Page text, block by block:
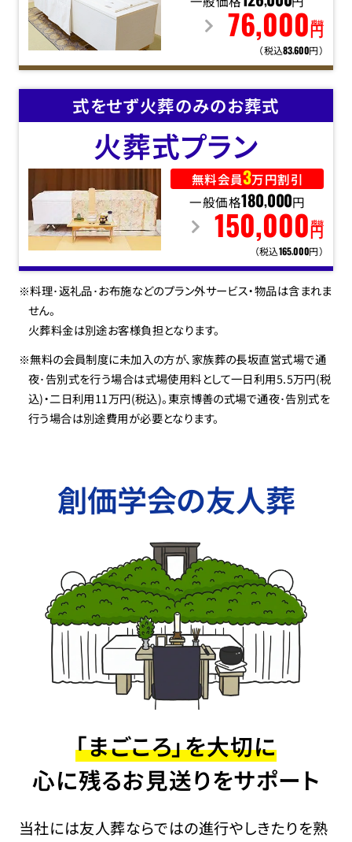
76,000 円
税抜
（税込83,600円）
式をせず火葬のみのお葬式
火葬式プラン
無料会員3万円割引
一般価格180,000円
150,000 円
税抜
（税込165,000円）
※料理･返礼品･お布施などのプラン外サービス・物品は含まれま
せん。
火葬料金は別途お客様負担となります。
※無料の会員制度に未加入の方が、家族葬の長坂直営式場で通
夜･告別式を行う場合は式場使用料として一日利用5.5万円(税
込)・二日利用11万円(税込)。東京博善の式場で通夜･告別式を
行う場合は別途費用が必要となります。
創価学会の友人葬
「まごころ」を大切に
心に残るお見送りをサポート
当社には友人葬ならではの進行やしきたりを熟